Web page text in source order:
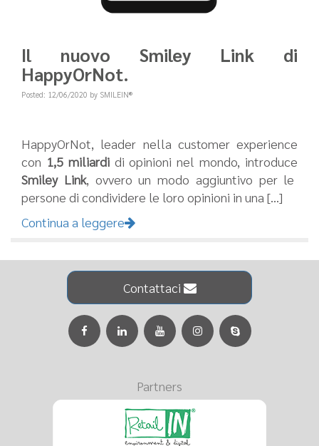
Il nuovo Smiley Link di
HappyOrNot.
Posted: 12/06/2020 by SMILEIN®
HappyOrNot, leader nella customer experience
con 1,5 miliardidi opinioni nel mondo, introduce
Smiley Link, ovvero un modo aggiuntivo per le
persone di condividere le loro opinioni in una [...]
Continua a leggere
Contattaci
Partners